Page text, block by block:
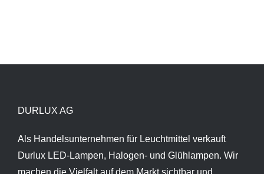
DURLUX AG
Als Handelsunternehmen für Leuchtmittel verkauft
Durlux LED-Lampen, Halogen- und Glühlampen. Wir
machen die Vielfalt auf dem Markt sichtbar und